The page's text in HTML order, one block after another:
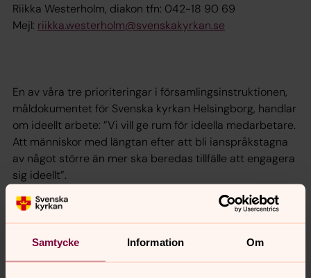
Samtycke Information Om
Riikka Westerholm, diakon tfn: 042-18 90 69
Mejl: riikka.westerholm@svenskakyrkan.se
En av våra tre prioriteringar i församlingsinstruktionen,
måldokumentet för Svenska kyrkan Helsingborg, handlar
om ideellt arbete: ”Vi vill ge rum för ideella medarbetare.
Att människor med längtan efter att bli ianspråkstagna
av något större än mer ska beredas tillfälle att engagera
sig ideellt”.
Har du tankar och idéer om, eller en längtan till, ideellt
engagemang, välkommen att kontakta mig.
/Kyrkoherde Kristian Lillö